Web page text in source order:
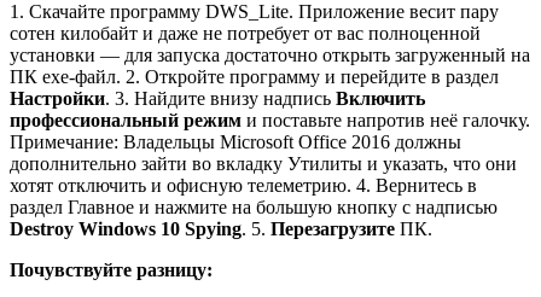
1. Скачайте программу DWS_Lite. Приложение весит пару
сотен килобайт и даже не потребует от вас полноценной
установки — для запуска достаточно открыть загруженный на
ПК exe-файл. 2. Откройте программу и перейдите в раздел
Настройки. 3. Найдите внизу надпись Включить
профессиональный режим и поставьте напротив неё галочку.
Примечание: Владельцы Microsoft Office 2016 должны
дополнительно зайти во вкладку Утилиты и указать, что они
хотят отключить и офисную телеметрию. 4. Вернитесь в
раздел Главное и нажмите на большую кнопку с надписью
Destroy Windows 10 Spying. 5. Перезагрузите ПК.
Почувствуйте разницу: